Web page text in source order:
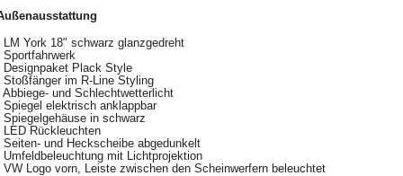
York 18" schwarz glanzgedreht
Plack Style
im R-Line Styling
und Schlechtwetterlicht
elektrisch anklappbar
in schwarz
Rückleuchten
und Heckscheibe abgedunkelt
mit Lichtprojektion
Logo vorn, Leiste zwischen den Scheinwerfern beleuchtet